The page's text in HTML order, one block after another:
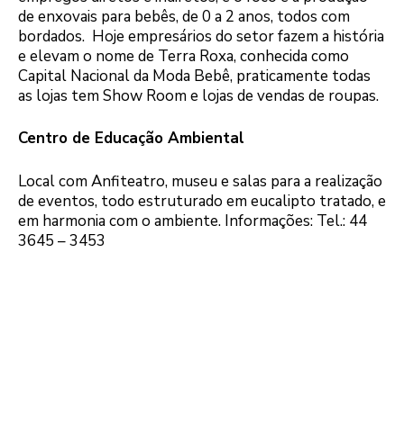
de enxovais para bebês, de 0 a 2 anos, todos com
bordados. Hoje empresários do setor fazem a história
e elevam o nome de Terra Roxa, conhecida como
Capital Nacional da Moda Bebê, praticamente todas
as lojas tem Show Room e lojas de vendas de roupas.
Centro de Educação Ambiental
Local com Anfiteatro, museu e salas para a realização
de eventos, todo estruturado em eucalipto tratado, e
em harmonia com o ambiente. Informações: Tel.: 44
3645 – 3453